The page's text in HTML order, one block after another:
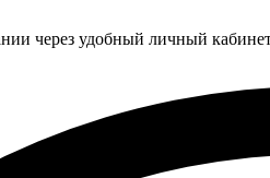
через удобный личный